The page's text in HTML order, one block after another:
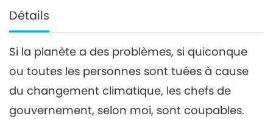
Détails
Si la planète a des problèmes, si quiconque
ou toutes les personnes sont tuées à cause
du changement climatique, les chefs de
gouvernement, selon moi, sont coupables.